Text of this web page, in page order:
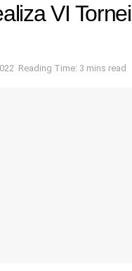
VI
Reading Time: 3 mins read